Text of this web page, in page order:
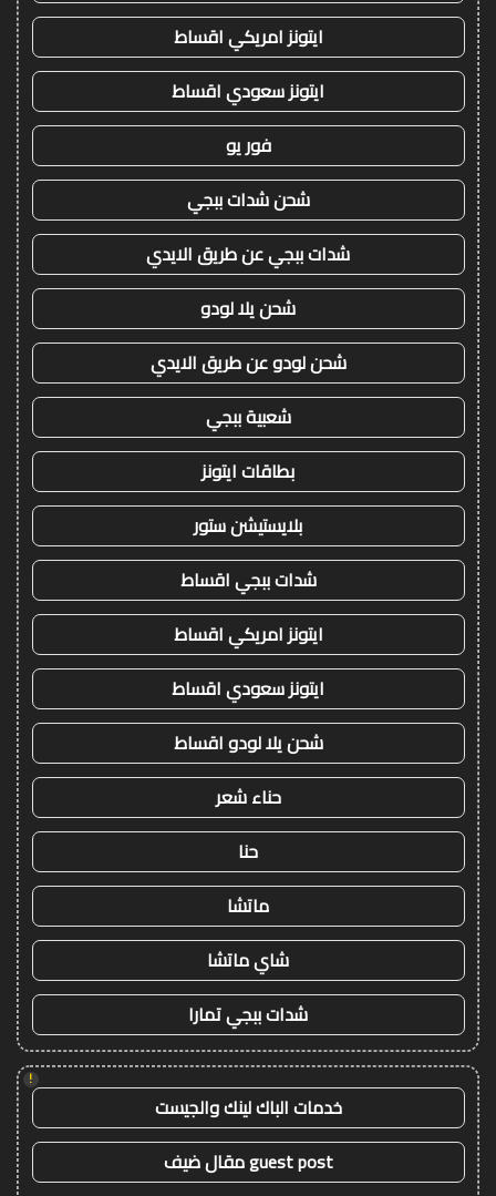
ايتونز امريكي اقساط
ايتونز سعودي اقساط
فور يو
شحن شدات ببجي
شدات ببجي عن طريق الايدي
شحن يلا لودو
شحن لودو عن طريق الايدي
شعبية ببجي
بطاقات ايتونز
بلايستيشن ستور
شدات ببجي اقساط
ايتونز امريكي اقساط
ايتونز سعودي اقساط
شحن يلا لودو اقساط
حناء شعر
حنا
ماتشا
شاي ماتشا
شدات ببجي تمارا
!
خدمات الباك لينك والجيست
guest post مقال ضيف